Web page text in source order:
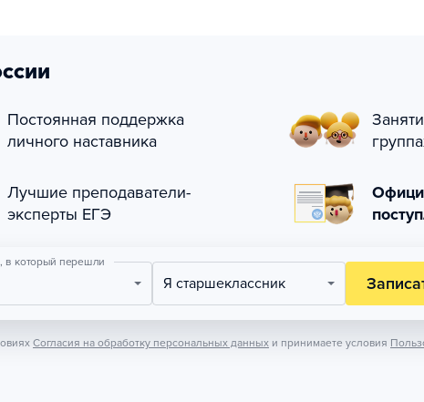
Постоянная поддержка
личного наставника
Лучшие преподаватели-
эксперты ЕГЭ
в который перешли
Я старшеклассник
Согласия на обработку персональных данных и принимаете условия